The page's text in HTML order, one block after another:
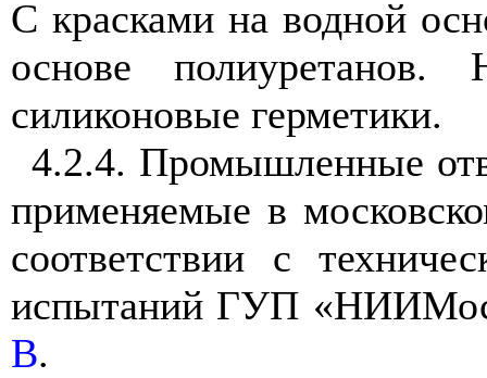
С красками на водной
основе
силиконовые герметики.
4.2.4. Промышленные
применяемые в
соответствии с
испытаний ГУП
В.